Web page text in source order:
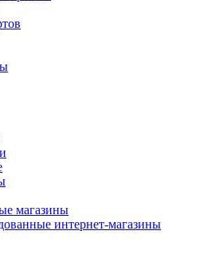
магазины
интернет-магазины